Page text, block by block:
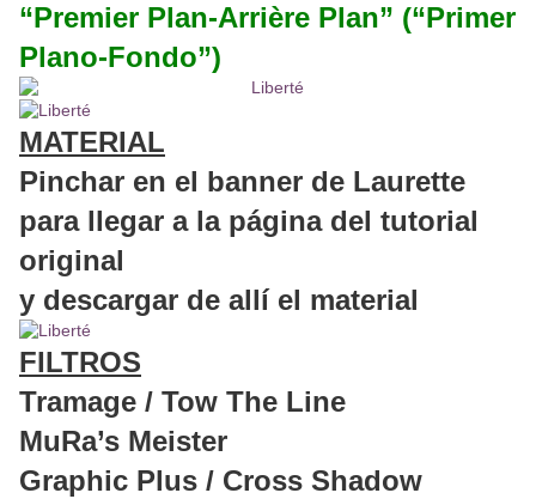
“Premier Plan-Arrière Plan” (“Primer
Plano-Fondo”)
MATERIAL
Pinchar en el banner de Laurette
para llegar a la página del tutorial
original
y descargar de allí el material
FILTROS
Tramage / Tow The Line
MuRa’s Meister
Graphic Plus / Cross Shadow